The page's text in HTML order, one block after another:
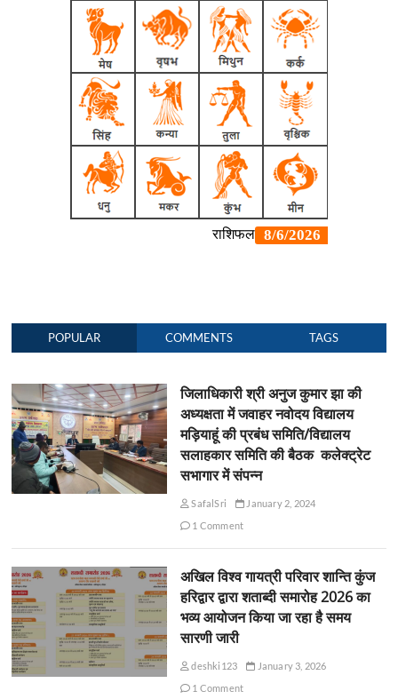
POPULAR COMMENTS TAGS
जिलाधिकारी श्री अनुज कुमार झा की
अध्यक्षता में जवाहर नवोदय विद्यालय
मड़ियाहूं की प्रबंध समिति/विद्यालय
सलाहकार समिति की बैठक कलेक्ट्रेट
सभागार में संपन्न
SafalSri
January 2, 2024
1 Comment
अखिल विश्व गायत्री परिवार शान्ति कुंज
हरिद्वार द्वारा शताब्दी समारोह 2026 का
भव्य आयोजन किया जा रहा है समय
सारणी जारी
deshki123
January 3, 2026
1 Comment